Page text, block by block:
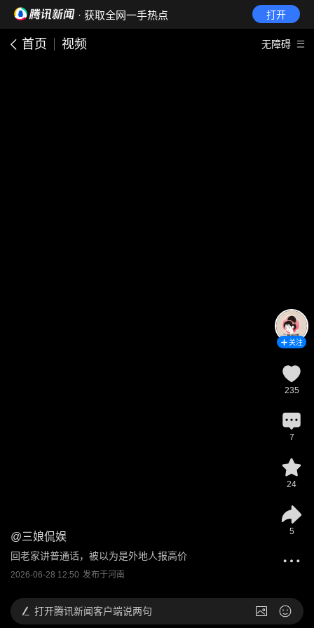
· 获取全网一手热点 打开
首页 视频 无障碍
@三娘侃娱
回老家讲普通话，被以为是外地人报高价
2026-06-28 12:50 发布于河南
关注
235
7
24
5
打开腾讯新闻客户端说两句